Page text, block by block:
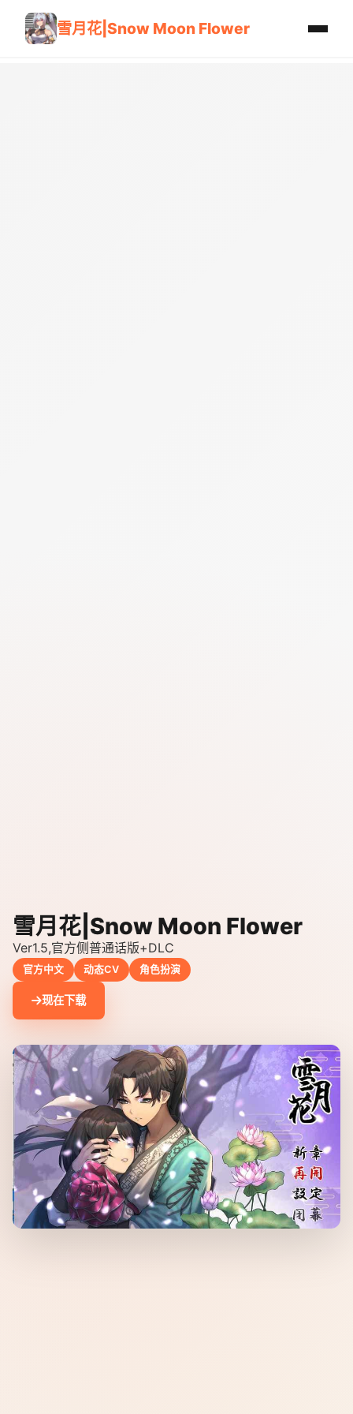
雪月花|Snow Moon Flower
雪月花|Snow Moon Flower
Ver1.5,官方侧普通话版+DLC
官方中文 动态CV 角色扮演
现在下载